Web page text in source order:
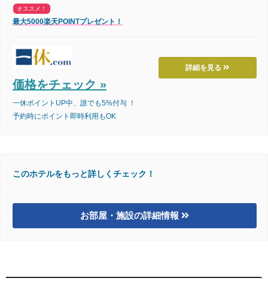
オススメ！
最大5000楽天POINTプレゼント！
詳細を見る
価格をチェック »
一休ポイントUP中、誰でも5%付与 ！
予約時にポイント即時利用もOK
このホテルをもっと詳しくチェック！
お部屋・施設の詳細情報